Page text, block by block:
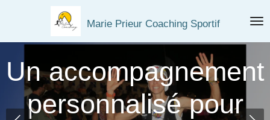
contenu
Marie Prieur Coaching Sportif
Un accompagnement
personnalisé pour